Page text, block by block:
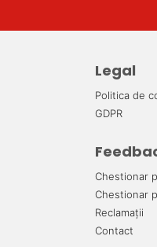
Legal
Politica de
GDPR
Chestionar
Chestionar
Reclamații
Contact